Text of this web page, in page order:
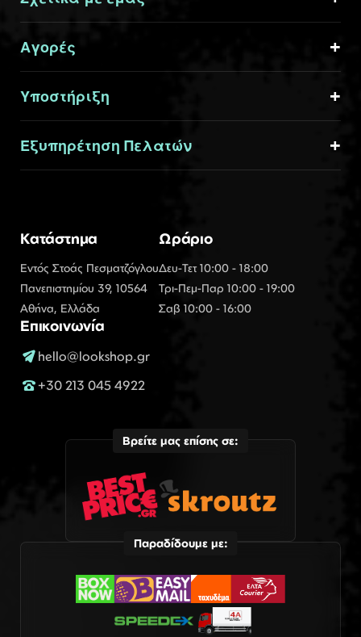
Αγορές
Υποστήριξη
Εξυπηρέτηση Πελατών
Κατάστημα
Εντός Στοάς Πεσματζόγλου
Πανεπιστημίου 39, 10564
Αθήνα, Ελλάδα
Ωράριο
Δευ-Τετ 10:00 - 18:00
Τρι-Πεμ-Παρ 10:00 - 19:00
Σαβ 10:00 - 16:00
Επικοινωνία
hello@lookshop.gr
+30 213 045 4922
Βρείτε μας επίσης σε:
Παραδίδουμε με: